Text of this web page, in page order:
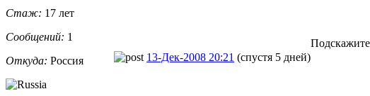
Стаж: 17 лет
Сообщений: 1
Откуда: Россия 13-Дек-2008 20:21 (спустя 5 дней)